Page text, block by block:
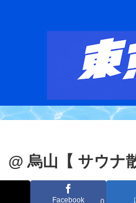
烏山【 サウナ
Facebook